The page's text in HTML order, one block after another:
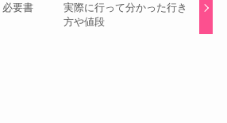
必要書
実際に行って分かった行き
方や値段